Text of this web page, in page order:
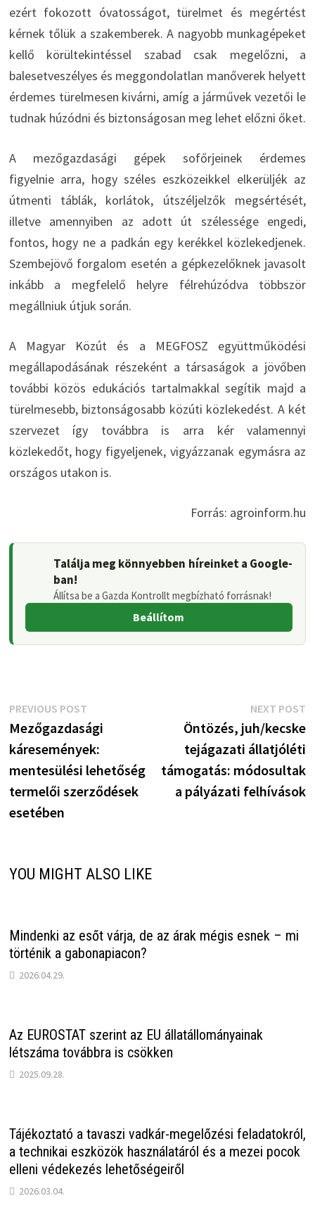
ezért fokozott óvatosságot, türelmet és megértést
kérnek tőlük a szakemberek. A nagyobb munkagépeket
kellő körültekintéssel szabad csak megelőzni, a
balesetveszélyes és meggondolatlan manőverek helyett
érdemes türelmesen kivárni, amíg a járművek vezetői le
tudnak húzódni és biztonságosan meg lehet előzni őket.
A mezőgazdasági gépek sofőrjeinek érdemes
figyelnie arra, hogy széles eszközeikkel elkerüljék az
útmenti táblák, korlátok, útszéljelzők megsértését,
illetve amennyiben az adott út szélessége engedi,
fontos, hogy ne a padkán egy kerékkel közlekedjenek.
Szembejövő forgalom esetén a gépkezelőknek javasolt
inkább a megfelelő helyre félrehúzódva többször
megállniuk útjuk során.
A Magyar Közút és a MEGFOSZ együttműködési
megállapodásának részeként a társaságok a jövőben
további közös edukációs tartalmakkal segítik majd a
türelmesebb, biztonságosabb közúti közlekedést. A két
szervezet így továbbra is arra kér valamennyi
közlekedőt, hogy figyeljenek, vigyázzanak egymásra az
országos utakon is.
Forrás: agroinform.hu
Találja meg könnyebben híreinket a Google-
ban!
Állítsa be a Gazda Kontrollt megbízható forrásnak!
Beállítom
Bejegyzés
navigáció
PREVIOUS POSTPrevious
post:
Mezőgazdasági
káresemények:
mentesülési lehetőség
termelői szerződések
esetében
NEXT POST
Öntözés, juh/kecske
tejágazati állatjóléti
támogatás: módosultak
a pályázati felhívások
YOU MIGHT ALSO LIKE
Mindenki az esőt várja, de az árak mégis esnek – mi
történik a gabonapiacon?
2026.04.29.
Az EUROSTAT szerint az EU állatállományainak
létszáma továbbra is csökken
2025.09.28.
Tájékoztató a tavaszi vadkár-megelőzési feladatokról,
a technikai eszközök használatáról és a mezei pocok
elleni védekezés lehetőségeiről
2026.03.04.